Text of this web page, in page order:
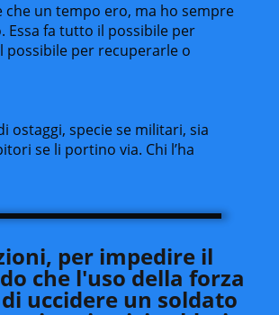
che un tempo ero, ma ho sempre
Essa fa tutto il possibile per
possibile per recuperarle o
ostaggi, specie se militari, sia
se li portino via. Chi l’ha
per impedire il
che l'uso della forza
uccidere un soldato